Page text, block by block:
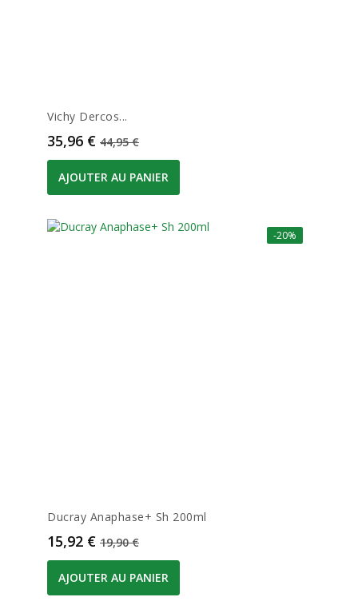
Vichy Dercos...
Prix
35,96 € Prix de base
44,95 €
AJOUTER AU PANIER
-20%
Ducray Anaphase+ Sh 200ml
Prix
15,92 € Prix de base
19,90 €
AJOUTER AU PANIER